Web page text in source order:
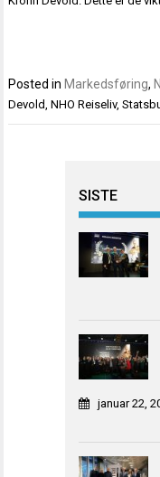
Posted in Markedsføring,
Devold,NHO Reiseliv,
SISTE
januar 22,